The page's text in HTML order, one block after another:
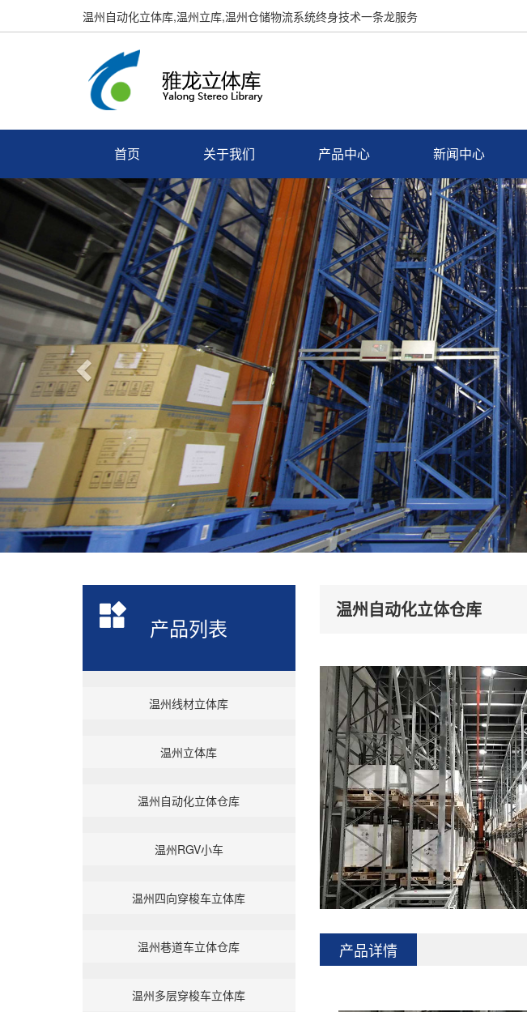
温州自动化立体库,温州立库,温州仓储物流系统终身技术一条龙服务
首页 关于我们 产品中心 新闻中心
Previous
产品列表
温州线材立体库
温州立体库
温州自动化立体仓库
温州RGV小车
温州四向穿梭车立体库
温州巷道车立体仓库
温州多层穿梭车立体库
温州自动化立体仓库
产品详情